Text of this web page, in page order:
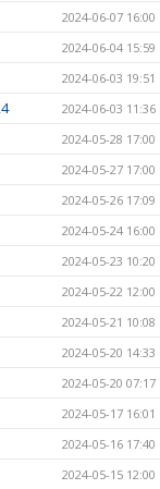
2024-06-07 16:00
2024-06-04 15:59
2024-06-03 19:51
2024-06-03 11:36
2024-05-28 17:00
2024-05-27 17:00
2024-05-26 17:09
2024-05-24 16:00
2024-05-23 10:20
2024-05-22 12:00
2024-05-21 10:08
2024-05-20 14:33
2024-05-20 07:17
2024-05-17 16:01
2024-05-16 17:40
2024-05-15 12:00